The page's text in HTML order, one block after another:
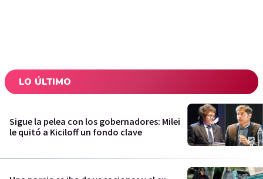
LO ÚLTIMO
Sigue la pelea con los gobernadores: Milei
le quitó a Kiciloff un fondo clave